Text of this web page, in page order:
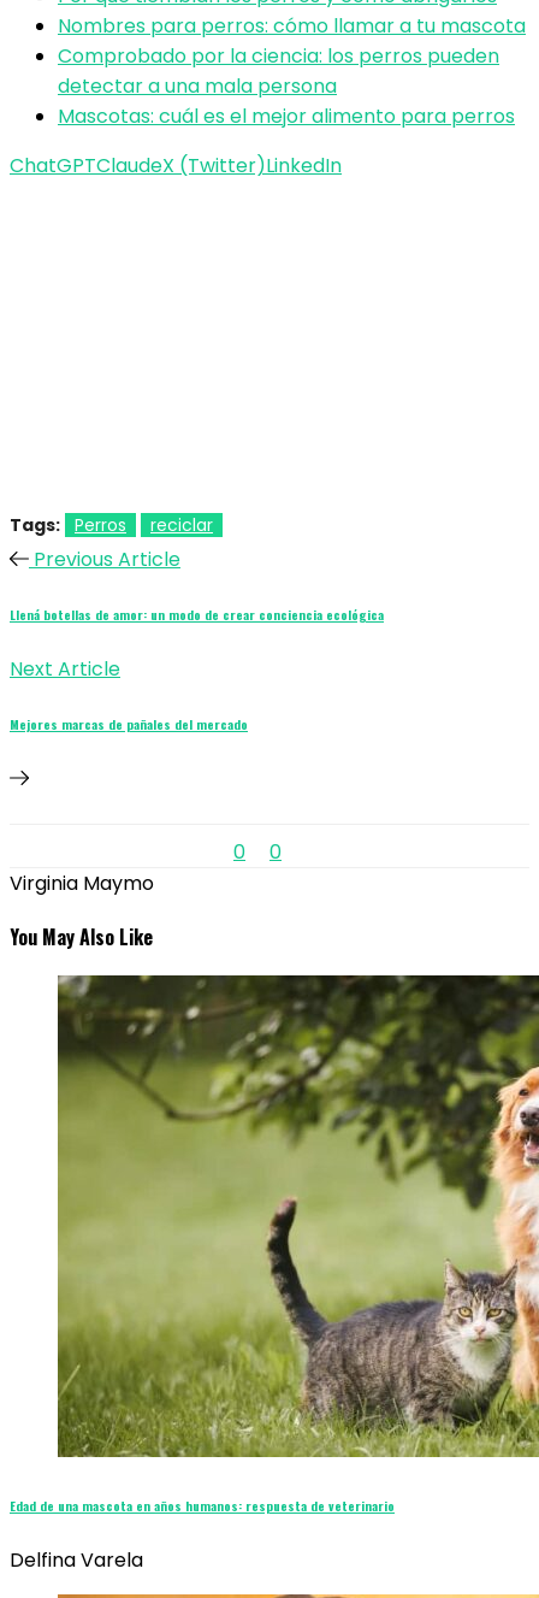
Nombres para perros: cómo llamar a tu mascota
Comprobado por la ciencia: los perros pueden
detectar a una mala persona
Mascotas: cuál es el mejor alimento para perros
ChatGPTClaudeX (Twitter)LinkedIn
Tags: Perros reciclar
Previous Article
Llená botellas de amor: un modo de crear conciencia ecológica
Next Article
Mejores marcas de pañales del mercado
0
0
Virginia Maymo
You May Also Like
Edad de una mascota en años humanos: respuesta de veterinario
Delfina Varela